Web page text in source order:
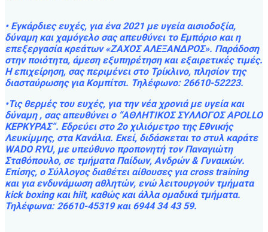
• Εγκάρδιες ευχές, για ένα 2021 με υγεία αισιοδοξία,
δύναμη και χαμόγελο σας απευθύνει το Εμπόριο και η
επεξεργασία κρεάτων «ΖΑΧΟΣ ΑΛΕΞΑΝΔΡΟΣ». Παράδοση
στην ποιότητα, άμεση εξυπηρέτηση και εξαιρετικές τιμές.
Η επιχείρηση, σας περιμένει στο Τρίκλινο, πλησίον της
διασταύρωσης για Κομπίτσι. Τηλέφωνο: 26610-52223.
•Τις θερμές του ευχές, για την νέα χρονιά με υγεία και
δύναμη , σας απευθύνει ο “AΘΛHTIKOΣ ΣYΛΛOΓOΣ APOLLO
ΚΕΡΚΥΡΑΣ”. Εδρεύει στο 2ο χιλιόμετρο της Εθνικής
Λευκίμμης, στα Κανάλια. Εκεί, διδάσκεται το στυλ καράτε
WADO RYU, με υπεύθυνο προπονητή τον Παναγιώτη
Σταθόπουλο, σε τμήματα Παίδων, Ανδρών & Γυναικών.
Επίσης, ο Σύλλογος διαθέτει αίθουσες για cross training
και για ενδυνάμωση αθλητών, ενώ λειτουργούν τμήματα
kick boxing και hiit, καθώς και άλλα ομαδικά τμήματα.
Τηλέφωνα: 26610-45319 και 6944 34 43 59.